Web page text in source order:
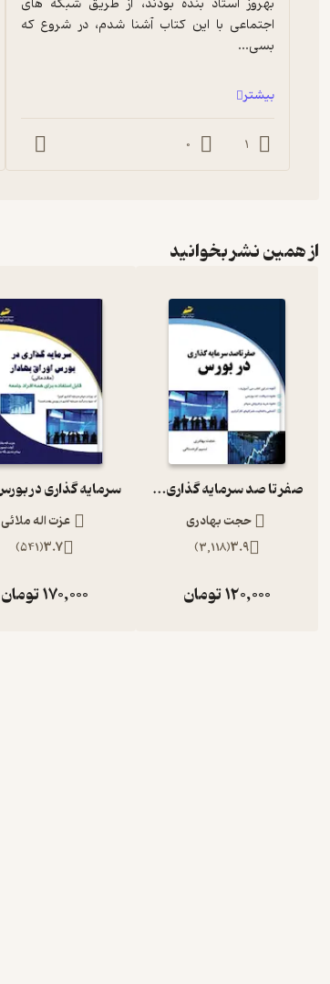
بسی...
بیشتر
1
0
از همین نشر بخوانید
صفر تا صد سرمایه گذاری در بورس
حجت بهادری
3.9
(
3,118
)
120,000تومان
عزت اله ملائی
3.7
(
541
)
170,000تومان